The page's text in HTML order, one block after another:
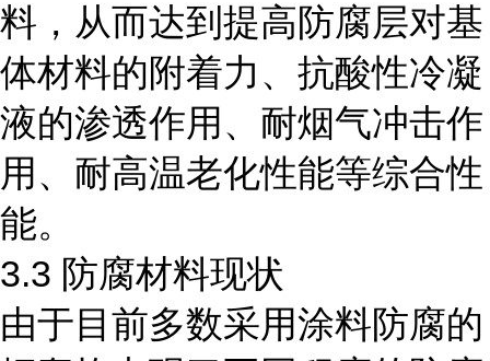
料，从而达到提高防腐层对基
体材料的附着力、抗酸性冷凝
液的渗透作用、耐烟气冲击作
用、耐高温老化性能等综合性
能。
3.3 防腐材料现状
由于目前多数采用涂料防腐的